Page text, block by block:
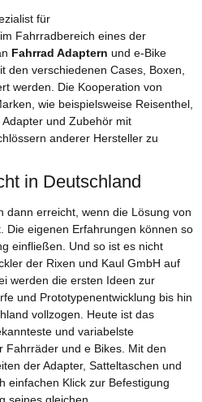
für
Fahrradbereich eines der
Fahrrad Adaptern und e-Bike
den verschiedenen Cases, Boxen,
werden. Die Kooperation von
wie beispielsweise Reisenthel,
Adapter und Zubehör mit
anderer Hersteller zu
in Deutschland
dann erreicht, wenn die Lösung von
Die eigenen Erfahrungen können so
einfließen. Und so ist es nicht
der Rixen und Kaul GmbH auf
werden die ersten Ideen zur
und Prototypenentwicklung bis hin
vollzogen. Heute ist das
und variabelste
Fahrräder und e Bikes. Mit den
der Adapter, Satteltaschen und
einfachen Klick zur Befestigung
seines gleichen.